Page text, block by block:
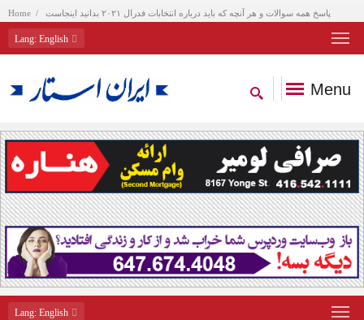
Home پاسخ همه سوالات و هر آنچه که باید درباره انتخابات فدرال ۲۰۲۱ بدانید اینجاست
Lang: English
Menu
Lang: English